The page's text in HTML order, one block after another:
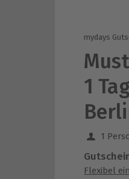
mydays
1
1
Flexibel